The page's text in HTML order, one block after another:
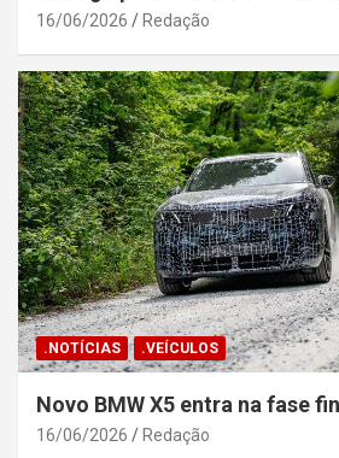
16/06/2026 Redação
.NOTÍCIAS .VEÍCULOS
Novo BMW X5 entra na fase
16/06/2026 Redação